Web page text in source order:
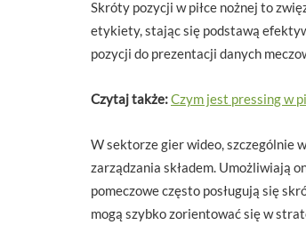
Skróty pozycji w piłce nożnej to
etykiety, stając się podstawą
pozycji do prezentacji danych
Czytaj także:Czym jest pressing w
W sektorze gier wideo, szczególnie
zarządzania składem. Umożliwiają
pomeczowe często posługują się
mogą szybko zorientować się w